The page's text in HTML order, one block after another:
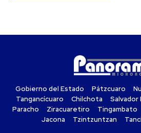
Gobierno del Estado Pátzcuaro
Tangancícuaro
Chilchota Salvador
Paracho
Ziracuaretiro Tingambato
Jacona
Tzintzuntzan